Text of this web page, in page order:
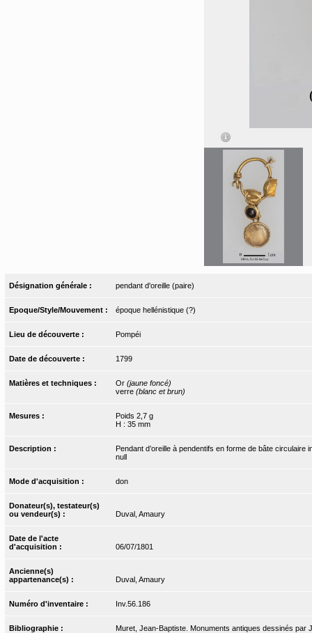
Désignation générale : pendant d'oreille (paire)
Epoque/Style/Mouvement : époque hellénistique (?)
Lieu de découverte : Pompéi
Date de découverte : 1799
Matières et techniques : Or (jaune foncé)
verre (blanc et brun)
Mesures :
Poids 2,7 g
H : 35 mm
Description :
Pendant d’oreille à pendentifs en forme de bâte circulaire
null
Mode d'acquisition : don
Donateur(s), testateur(s)
ou vendeur(s) :
Duval, Amaury
Date de l'acte
d'acquisition :
06/07/1801
Ancienne(s)
appartenance(s) :
Duval, Amaury
Numéro d'inventaire : Inv.56.186
Bibliographie : Muret, Jean-Baptiste. Monuments antiques dessinés par